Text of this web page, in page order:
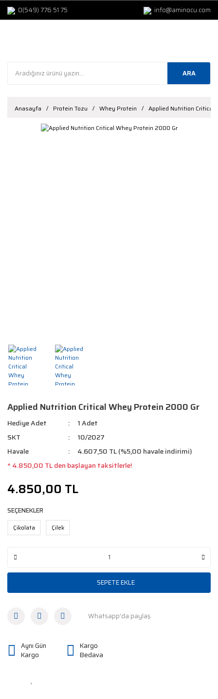
0(549) 776 51 75 info@aminocu.com
ARA
Anasayfa Protein Tozu Whey Protein Applied Nutrition Critical
Applied Nutrition Critical Whey Protein 2000 Gr
Hediye Adet
1 Adet
SKT
10/2027
Havale
4.607,50 TL (%5,00 havale indirimi)
* 4.850,00 TL den başlayan taksitlerle!
4.850,00 TL
SEÇENEKLER
Çikolata Çilek
SEPETE EKLE
Whatsapp'da paylaş
Aynı Gün
Kargo
Kargo
Bedava